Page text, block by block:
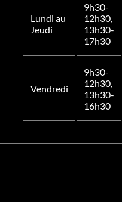
Lundi au
Jeudi
9h30-
12h30,
13h30-
17h30
Vendredi
9h30-
12h30,
13h30-
16h30